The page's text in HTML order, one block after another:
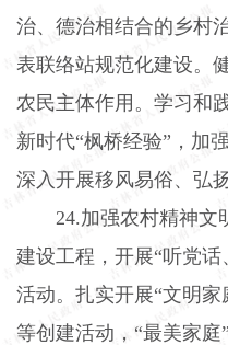
治、德治相结合的乡村
表联络站规范化建设。
农民主体作用。学习和
新时代“枫桥经验”，加
深入开展移风易俗、弘
24.加强农村精神文
建设工程，开展“听党
活动。扎实开展“文明家
等创建活动，“最美家